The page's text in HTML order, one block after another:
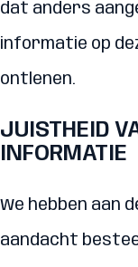
dat anders
informatie op
ontlenen.
JUISTHEID
INFORMATIE
We hebben aan
aandacht